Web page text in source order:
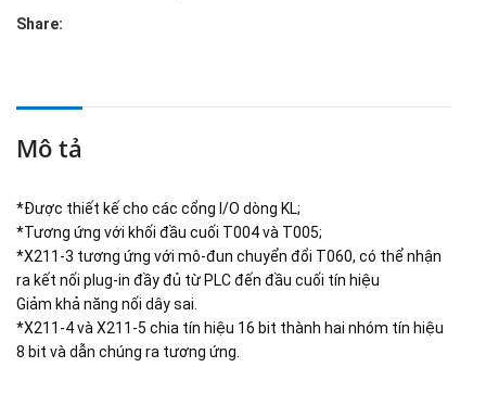
Share:
Mô tả
*Được thiết kế cho các cổng I/O dòng KL;
*Tương ứng với khối đầu cuối T004 và T005;
*X211-3 tương ứng với mô-đun chuyển đổi T060, có thể nhận
ra kết nối plug-in đầy đủ từ PLC đến đầu cuối tín hiệu
Giảm khả năng nối dây sai.
*X211-4 và X211-5 chia tín hiệu 16 bit thành hai nhóm tín hiệu
8 bit và dẫn chúng ra tương ứng.